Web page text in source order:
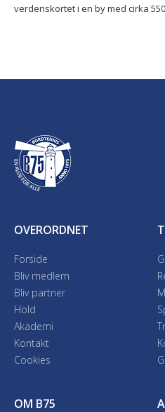
verdenskortet i en by med cirka
OVERORDNET
Forside
Bliv medlem
Bliv partner
Hold
Akademi
Kontakt
Cookies
OM B75